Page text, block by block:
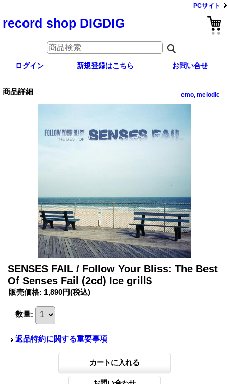
PCサイト
record shop DIGDIG
ログイン 新規登録はこちら お問い合せ
商品詳細 emo, melodic
SENSES FAIL / Follow Your Bliss: The Best
Of Senses Fail (2cd) Ice grill$
販売価格: 1,890円(税込)
数量:
返品特約に関する重要事項